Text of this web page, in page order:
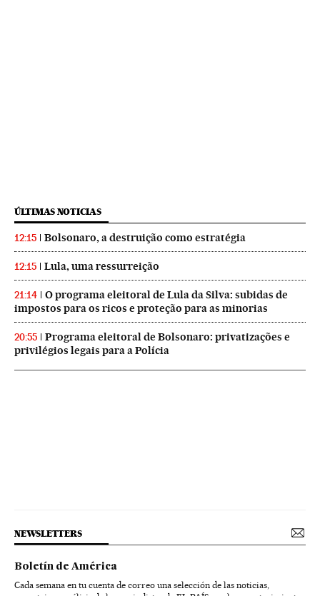
ÚLTIMAS NOTICIAS
12:15 Bolsonaro, a destruição como estratégia
12:15 Lula, uma ressurreição
21:14
O programa eleitoral de Lula da Silva: subidas de
impostos para os ricos e proteção para as minorias
20:55
Programa eleitoral de Bolsonaro: privatizações e
privilégios legais para a Polícia
NEWSLETTERS
Boletín de América
Cada semana en tu cuenta de correo una selección de las noticias,